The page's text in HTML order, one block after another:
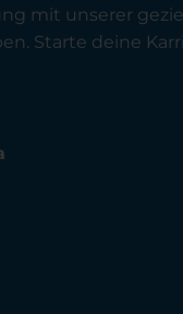
mit unserer
Starte deine